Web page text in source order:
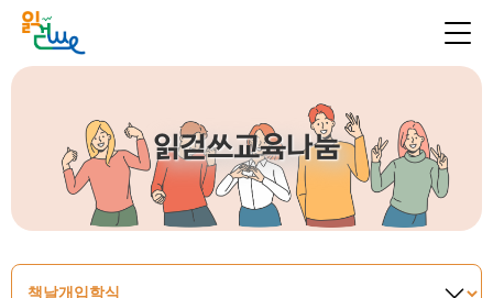
읽걷쓰교육나눔